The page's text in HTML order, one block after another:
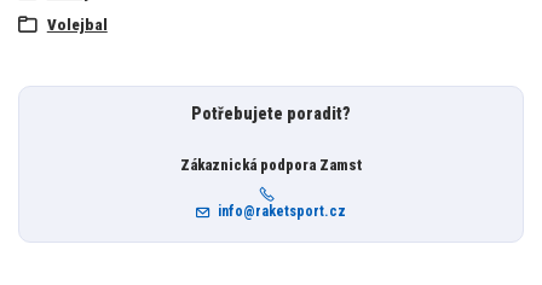
Volejbal
Potřebujete poradit?
Zákaznická podpora Zamst
info@raketsport.cz